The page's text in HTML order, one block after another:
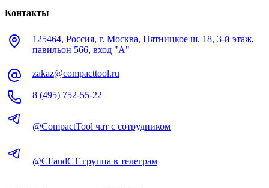
Контакты
125464, Россия, г. Москва, Пятницкое ш. 18, 3-й этаж,
павильон 566, вход "А"
zakaz@compacttool.ru
8 (495) 752-55-22
@CompactTool чат с сотрудником
@CFandCT группа в телеграм